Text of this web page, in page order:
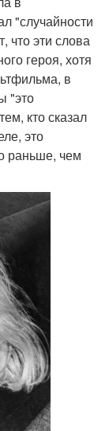
"случайности
что эти слова
героя, хотя
в
"это
кто сказал
это
раньше, чем